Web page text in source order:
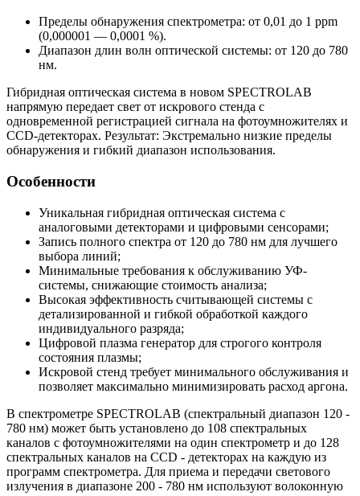
Пределы обнаружения спектрометра: от 0,01 до 1 ppm
(0,000001 — 0,0001 %).
Диапазон длин волн оптической системы: от 120 до 780
нм.
Гибридная оптическая система в новом SPECTROLAB
напрямую передает свет от искрового стенда с
одновременной регистрацией сигнала на фотоумножителях и
CCD-детекторах. Результат: Экстремально низкие пределы
обнаружения и гибкий диапазон использования.
Особенности
Уникальная гибридная оптическая система с
аналоговыми детекторами и цифровыми сенсорами;
Запись полного спектра от 120 до 780 нм для лучшего
выбора линий;
Минимальные требования к обслуживанию УФ-
системы, снижающие стоимость анализа;
Высокая эффективность считывающей системы с
детализированной и гибкой обработкой каждого
индивидуального разряда;
Цифровой плазма генератор для строгого контроля
состояния плазмы;
Искровой стенд требует минимального обслуживания и
позволяет максимально минимизировать расход аргона.
В спектрометре SPECTROLAB (спектральный диапазон 120 -
780 нм) может быть установлено до 108 спектральных
каналов с фотоумножителями на один спектрометр и до 128
спектральных каналов на CCD - детекторах на каждую из
программ спектрометра. Для приема и передачи светового
излучения в диапазоне 200 - 780 нм используют волоконную